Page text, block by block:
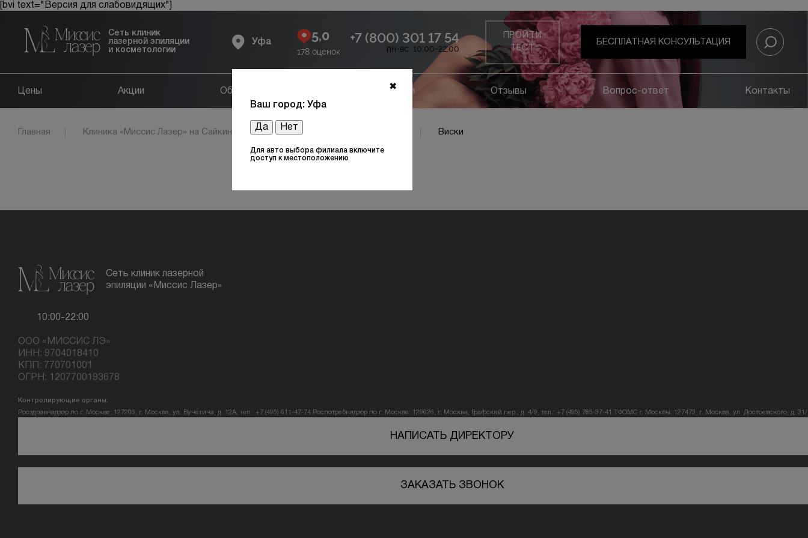
[bvi text="Версия для слабовидящих"]
Сеть клиник
лазерной эпиляции
и косметологии
Уфа
✖
Ваш город: Уфа
Да Нет
Для авто выбора филиала включите
доступ к местоположению
5,0
178 оценок
+7 (800) 301 17 54
пн-вс: 10:00-22:00
ПРОЙТИ
ТЕСТ
БЕСПЛАТНАЯ КОНСУЛЬТАЦИЯ
Цены Акции Отзывы Вопрос-ответ
Оборудование Лицензии Контакты
Главная Клиника «Миссис Лазер» на Сайкина МСК Сайкина фото клиники (17) Виски
Сеть клиник лазерной
эпиляции «Миссис Лазер»
10:00-22:00
ООО «МИССИС ЛЭ»
ИНН: 9704018410
КПП: 770701001
ОГРН: 1207700193678
Контролирующие органы:
Росздравнадзор по г. Москве: 127206, г. Москва, ул. Вучетича, д. 12А, тел.: +7 (495) 611-47-74 Роспотребнадзор по г. Москве: 129626, г. Москва, Графский пер., д. 4/9, тел.: +7 (495) 785-37-41 ТФОМС г. Москвы: 127473, г. Москва, ул. Достоевского, д. 31/
НАПИСАТЬ ДИРЕКТОРУ
ЗАКАЗАТЬ ЗВОНОК